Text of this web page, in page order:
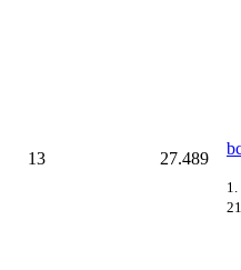
13 27.489